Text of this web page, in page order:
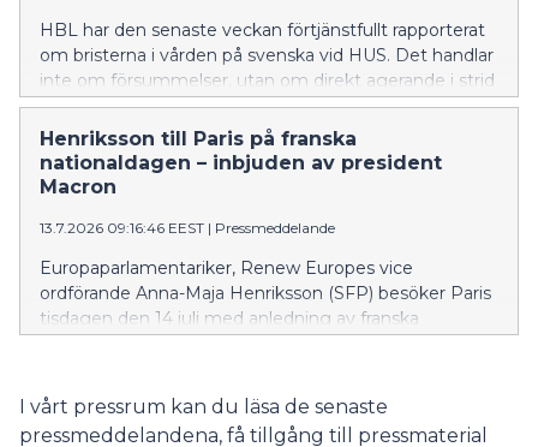
HBL har den senaste veckan förtjänstfullt rapporterat
om bristerna i vården på svenska vid HUS. Det handlar
inte om försummelser, utan om direkt agerande i strid
med språklagstiftningen.
Henriksson till Paris på franska
nationaldagen – inbjuden av president
Macron
13.7.2026 09:16:46 EEST | Pressmeddelande
Europaparlamentariker, Renew Europes vice
ordförande Anna-Maja Henriksson (SFP) besöker Paris
tisdagen den 14 juli med anledning av franska
I vårt pressrum kan du läsa de senaste
pressmeddelandena, få tillgång till pressmaterial